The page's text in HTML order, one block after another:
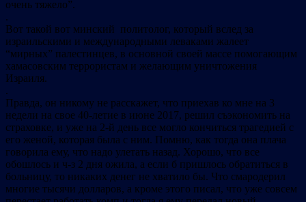
очень тяжело”.
.
Вот такой вот минский политолог, который вслед за
израильскими и международными леваками жалеет
“мирных” палестинцев, в основной своей массе помогающим
хамасовским террористам и желающим уничтожения
Израиля.
.
Правда, он никому не расскажет, что приехав ко мне на 3
недели на свое 40-летие в июне 2017, решил съэкономить на
страховке, и уже на 2-й день все могло кончиться трагедией с
его женой, которая была с ним. Помню, как тогда она плача
говорила ему, что надо улетать назад. Хорошо, что все
обошлось и ч-з 2 дня ожила, а если б пришлось обратиться в
больницу, то никаких денег не хватило бы. Что смародерил
многие тысячи долларов, а кроме этого писал, что уже совсем